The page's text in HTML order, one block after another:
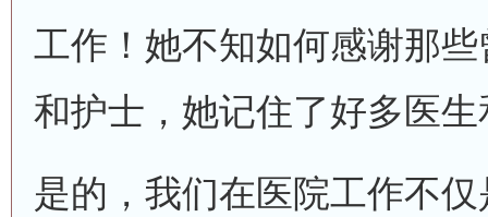
工作！她不知如何感谢那
和护士，她记住了好多医
是的，我们在医院工作不